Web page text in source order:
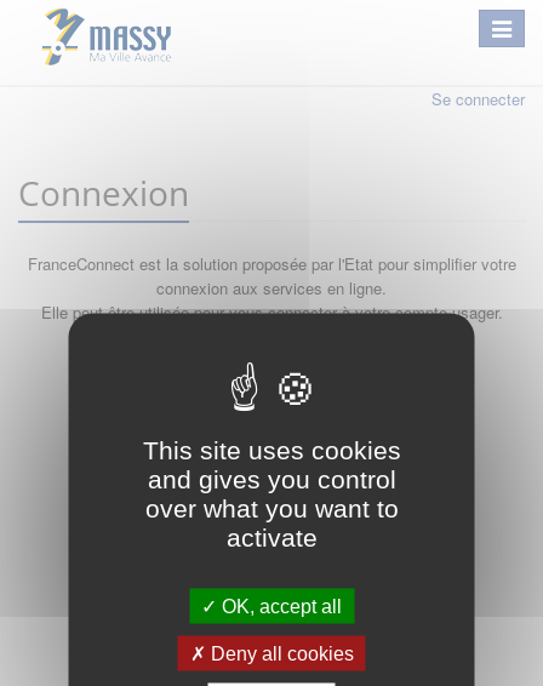
Se connecter
Connexion
FranceConnect est la solution proposée par l'Etat pour simplifier votre
connexion aux services en ligne.
Elle peut être utilisée pour vous connecter à votre compte usager.
Qu'est-ce que FranceConnect ?
Mot de passe oublié ? Je crée mon compte
Connexion
This site uses cookies
and gives you control
over what you want to
activate
OK, accept all
Deny all cookies